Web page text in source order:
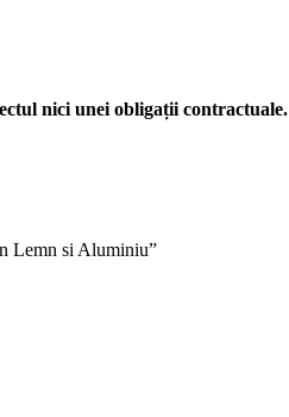
nici unei obligații contractuale.
Lemn si Aluminiu”